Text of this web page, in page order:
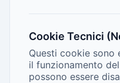
Cookie Tecnici
Questi cookie sono
il funzionamento
possono essere